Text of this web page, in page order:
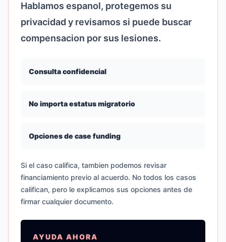
Hablamos espanol, protegemos su
privacidad y revisamos si puede buscar
compensacion por sus lesiones.
Consulta confidencial
No importa estatus migratorio
Opciones de case funding
Si el caso califica, tambien podemos revisar
financiamiento previo al acuerdo. No todos los casos
califican, pero le explicamos sus opciones antes de
firmar cualquier documento.
AYUDA AHORA